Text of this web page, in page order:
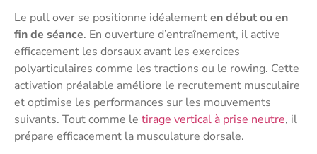
Le pull over se positionne idéalementen début ou en
fin de séance. En ouverture d’entraînement, il active
efficacement les dorsaux avant les exercices
polyarticulaires comme les tractions ou le rowing. Cette
activation préalable améliore le recrutement musculaire
et optimise les performances sur les mouvements
suivants. Tout comme le tirage vertical à prise neutre, il
prépare efficacement la musculature dorsale.